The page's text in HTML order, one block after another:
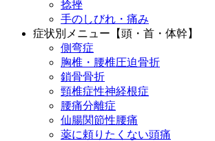
捻挫
手のしびれ・痛み
症状別メニュー【頭・首・体幹】
側弯症
胸椎・腰椎圧迫骨折
鎖骨骨折
頸椎症性神経根症
腰痛分離症
仙腸関節性腰痛
薬に頼りたくない頭痛